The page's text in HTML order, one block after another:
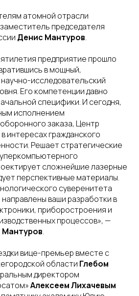
атомной отрасли
председателя
Денис Мантуров.
предприятие прошло
в мощный,
исследовательский
Его компетенции давно
специфики. И сегодня,
исполнением
заказа, Центр
интересах гражданского
Решает стратегические
сложнейшие лазерные
перспективные материалы.
суверенитета
ваши разработки в
приборостроения и
процессов», —
Мантуров.
вице-премьер вместе с
области Глебом
директором
Алексеем Лихачевым